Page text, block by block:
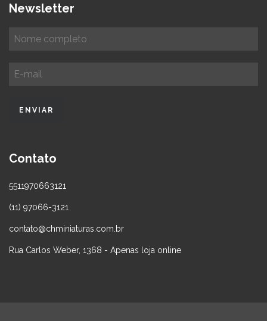
Newsletter
Contato
5511970663121
(11) 97066-3121
contato@chminiaturas.com.br
Rua Carlos Weber, 1368 - Apenas loja online